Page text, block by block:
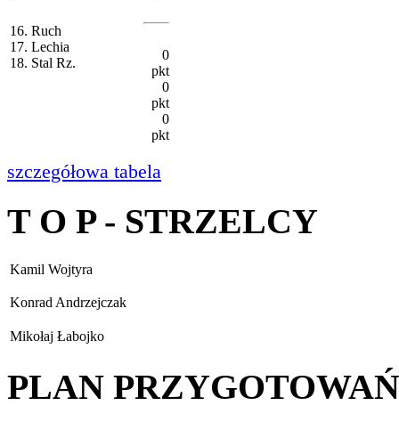
16. Ruch
17. Lechia
18. Stal Rz.
0
pkt
0
pkt
0
pkt
szczegółowa tabela
T O P - STRZELCY
Kamil Wojtyra
Konrad Andrzejczak
Mikołaj Łabojko
PLAN PRZYGOTOWAŃ